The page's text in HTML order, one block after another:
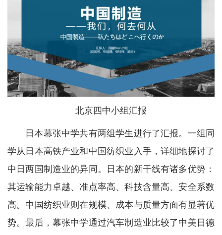
北京四中小组汇报
日本幕张中学共有两组学生进行了汇报。一组同
学从日本高铁产业和中国纺织业入手，详细地探讨了
中日两国制造业的异同。日本的新干线有诸多优势：
其运输能力卓越、准点率高、科技含量高、安全系数
高。中国纺织业则在规模、成本与质量方面有显著优
势。最后，幕张中学通过汽车制造业比较了中美日德